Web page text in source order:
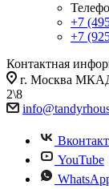
+7
+7
Контактная
г. Москва
2\8
YouTube